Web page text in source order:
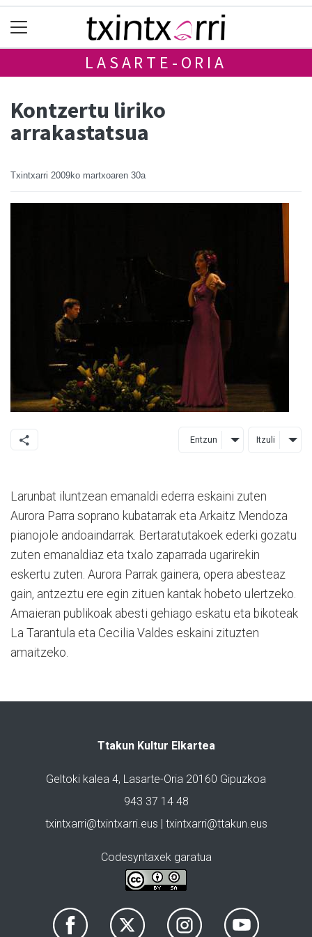
LASARTE-ORIA
Kontzertu liriko
arrakastatsua
Txintxarri 2009ko martxoaren 30a
Entzun Itzuli
Larunbat iluntzean emanaldi ederra eskaini zuten
Aurora Parra soprano kubatarrak eta Arkaitz Mendoza
pianojole andoaindarrak. Bertaratutakoek ederki gozatu
zuten emanaldiaz eta txalo zaparrada ugarirekin
eskertu zuten. Aurora Parrak gainera, opera abesteaz
gain, antzeztu ere egin zituen kantak hobeto ulertzeko.
Amaieran publikoak abesti gehiago eskatu eta bikoteak
La Tarantula eta Cecilia Valdes eskaini zituzten
amaitzeko.
Ttakun Kultur Elkartea
Geltoki kalea 4, Lasarte-Oria 20160 Gipuzkoa
943 37 14 48
txintxarri@txintxarri.eus | txintxarri@ttakun.eus
Codesyntaxek garatua